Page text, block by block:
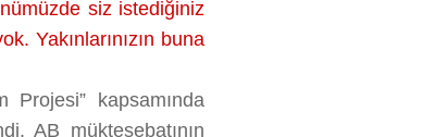
siz istediğiniz
Yakınlarınızın buna
Projesi” kapsamında
AB müktesebatının